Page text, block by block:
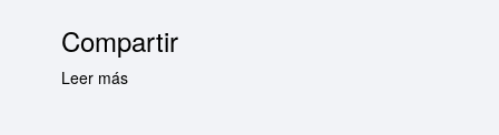
Compartir
Leer más